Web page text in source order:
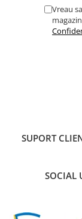
Vreau
SUPORT
SOCIAL